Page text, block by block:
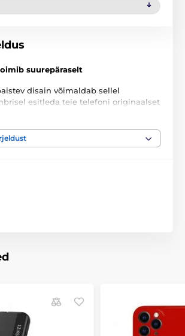
suurepäraselt
disain võimaldab sellel
esitleda teie telefoni originaalset
läbipaistev ümbris
nurka pakuvad tugevat kaitset